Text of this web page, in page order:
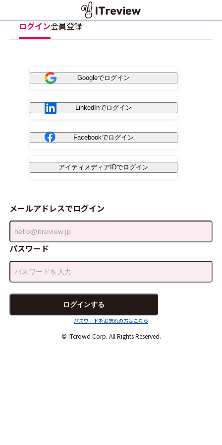
ログイン会員登録
Googleでログイン
LinkedInでログイン
Facebookでログイン
アイティメディアIDでログイン
メールアドレスでログイン
パスワード
パスワードをお忘れの方はこちら
© ITcrowd Corp. All Rights Reserved.